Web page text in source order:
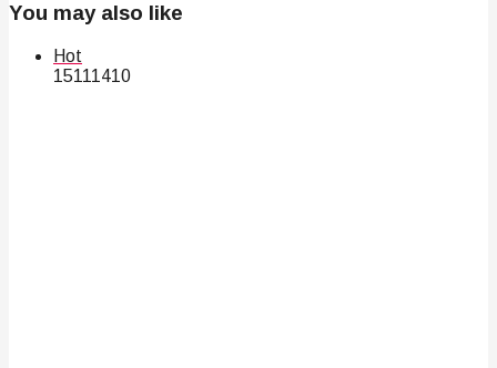
You may also like
Hot
151 11410